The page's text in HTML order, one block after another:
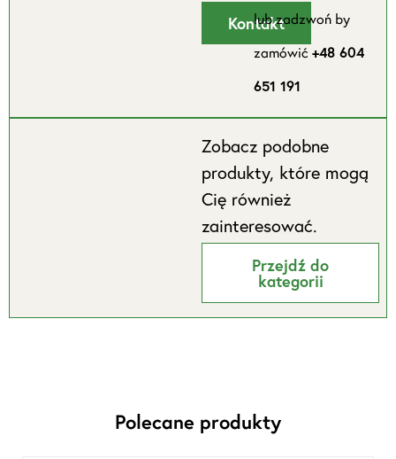
Kontakt
lub zadzwoń by
zamówić+48 604
651 191
Zobacz podobne
produkty, które mogą
Cię również
zainteresować.
Przejdź do
kategorii
Polecane produkty